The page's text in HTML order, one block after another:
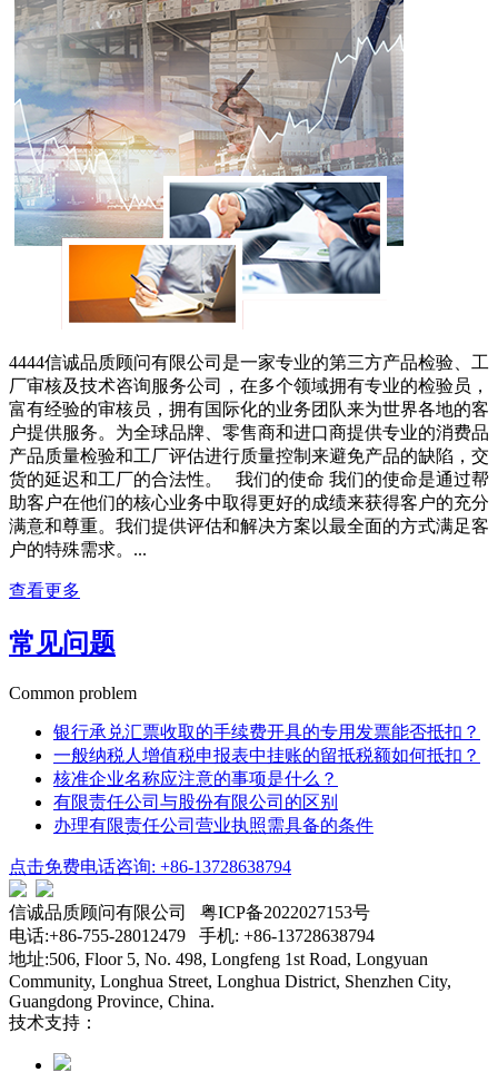
4444信诚品质顾问有限公司是一家专业的第三方产品检验、工
厂审核及技术咨询服务公司，在多个领域拥有专业的检验员，
富有经验的审核员，拥有国际化的业务团队来为世界各地的客
户提供服务。为全球品牌、零售商和进口商提供专业的消费品
产品质量检验和工厂评估进行质量控制来避免产品的缺陷，交
货的延迟和工厂的合法性。 我们的使命 我们的使命是通过帮
助客户在他们的核心业务中取得更好的成绩来获得客户的充分
满意和尊重。我们提供评估和解决方案以最全面的方式满足客
户的特殊需求。...
查看更多
常见问题
Common problem
银行承兑汇票收取的手续费开具的专用发票能否抵扣？
一般纳税人增值税申报表中挂账的留抵税额如何抵扣？
核准企业名称应注意的事项是什么？
有限责任公司与股份有限公司的区别
办理有限责任公司营业执照需具备的条件
点击免费电话咨询: +86-13728638794
信诚品质顾问有限公司 粤ICP备2022027153号
电话:+86-755-28012479 手机: +86-13728638794
地址:506, Floor 5, No. 498, Longfeng 1st Road, Longyuan
Community, Longhua Street, Longhua District, Shenzhen City,
Guangdong Province, China.
技术支持：